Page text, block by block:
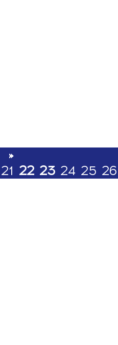
»
21 22 23 24 25 26